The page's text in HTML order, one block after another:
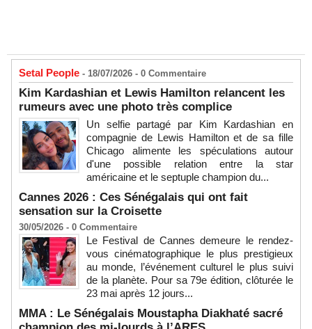
Setal People - 18/07/2026 - 0 Commentaire
Kim Kardashian et Lewis Hamilton relancent les
rumeurs avec une photo très complice
Un selfie partagé par Kim Kardashian en
compagnie de Lewis Hamilton et de sa fille
Chicago alimente les spéculations autour
d'une possible relation entre la star
américaine et le septuple champion du...
Cannes 2026 : Ces Sénégalais qui ont fait
sensation sur la Croisette
30/05/2026 - 0 Commentaire
Le Festival de Cannes demeure le rendez-
vous cinématographique le plus prestigieux
au monde, l’événement culturel le plus suivi
de la planète. Pour sa 79e édition, clôturée le
23 mai après 12 jours...
MMA : Le Sénégalais Moustapha Diakhaté sacré